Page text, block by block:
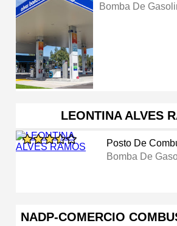
Bomba De
LEONTINA ALVES
Posto De
Bomba De
NADP-COMERCIO